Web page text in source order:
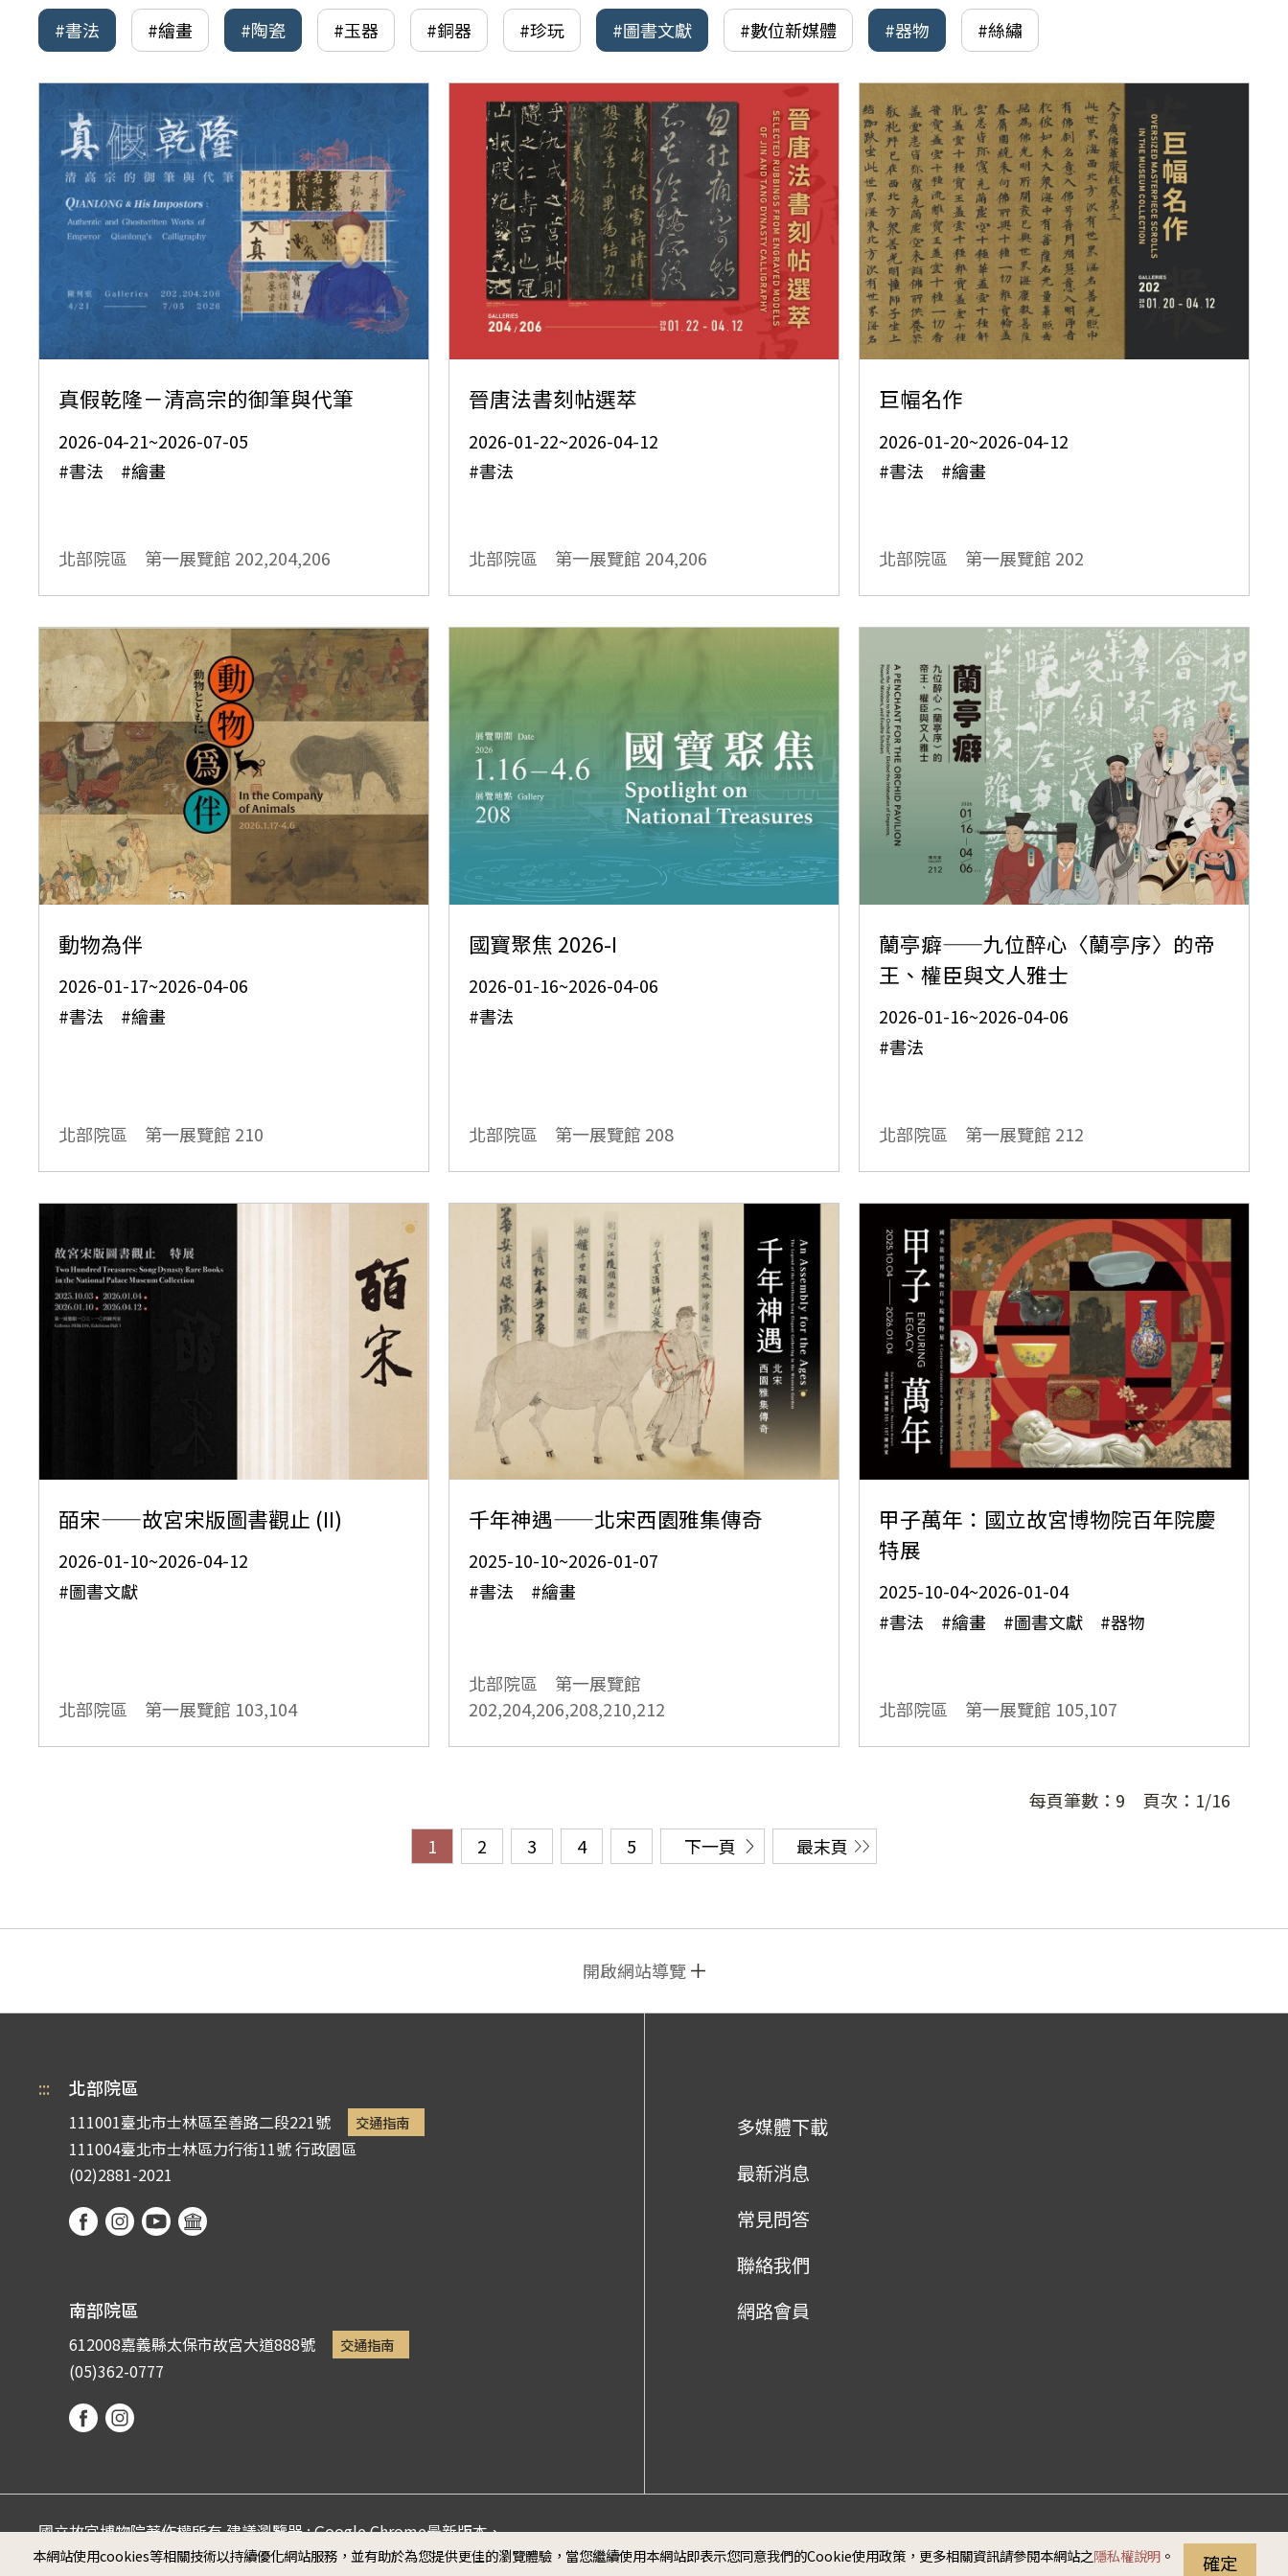
本網站使用cookies等相關技術以持續優化網站服務，並有助於為您提供更佳的瀏覽體驗，當您繼續使用本網站即表示您同意我們的Cookie使用政策，更多相關資訊請參閱本網站之隱私權說明。 確定
#書法 #繪畫 #陶瓷 #玉器 #銅器 #珍玩 #圖書文獻 #數位新媒體 #器物 #絲繡
真假乾隆－清高宗的御筆與代筆
2026-04-21~2026-07-05
#書法 #繪畫
北部院區 第一展覽館 202,204,206
晉唐法書刻帖選萃
2026-01-22~2026-04-12
#書法
北部院區 第一展覽館 204,206
巨幅名作
2026-01-20~2026-04-12
#書法 #繪畫
北部院區 第一展覽館 202
動物為伴
2026-01-17~2026-04-06
#書法 #繪畫
北部院區 第一展覽館 210
國寶聚焦 2026-I
2026-01-16~2026-04-06
#書法
北部院區 第一展覽館 208
蘭亭癖——九位醉心〈蘭亭序〉的帝
王、權臣與文人雅士
2026-01-16~2026-04-06
#書法
北部院區 第一展覽館 212
皕宋——故宮宋版圖書觀止 (II)
2026-01-10~2026-04-12
#圖書文獻
北部院區 第一展覽館 103,104
千年神遇——北宋西園雅集傳奇
2025-10-10~2026-01-07
#書法 #繪畫
北部院區 第一展覽館
202,204,206,208,210,212
甲子萬年：國立故宮博物院百年院慶
特展
2025-10-04~2026-01-04
#書法 #繪畫 #圖書文獻 #器物
北部院區 第一展覽館 105,107
每頁筆數： 9 頁次： 1/16
1
2 3 4 5 下一頁 最末頁
開啟網站導覽
::: 北部院區
111001臺北市士林區至善路二段221號 交通指南
111004臺北市士林區力行街11號行政園區
(02)2881-2021
南部院區
612008嘉義縣太保市故宮大道888號 交通指南
(05)362-0777
多媒體下載
最新消息
常見問答
聯絡我們
網路會員
國立故宮博物院著作權所有 建議瀏覽器 : Google Chrome最新版本、
Microsoft Edge (螢幕最佳顯示效果為1920*1080)
政府網站資料開放宣告 隱私權 安全政策 無障礙說明